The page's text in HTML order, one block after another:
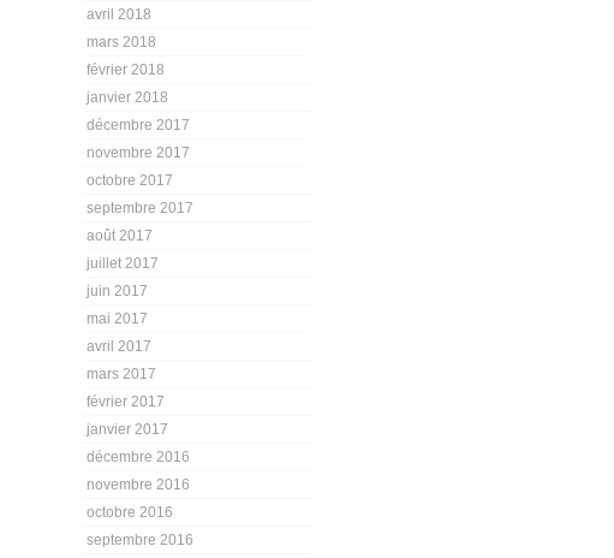
avril 2018
mars 2018
février 2018
janvier 2018
décembre 2017
novembre 2017
octobre 2017
septembre 2017
août 2017
juillet 2017
juin 2017
mai 2017
avril 2017
mars 2017
février 2017
janvier 2017
décembre 2016
novembre 2016
octobre 2016
septembre 2016